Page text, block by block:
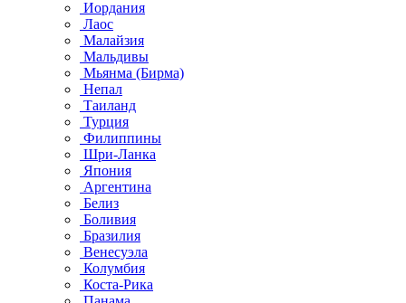
Иордания
Лаос
Малайзия
Мальдивы
Мьянма (Бирма)
Непал
Таиланд
Турция
Филиппины
Шри-Ланка
Япония
Аргентина
Белиз
Боливия
Бразилия
Венесуэла
Колумбия
Коста-Рика